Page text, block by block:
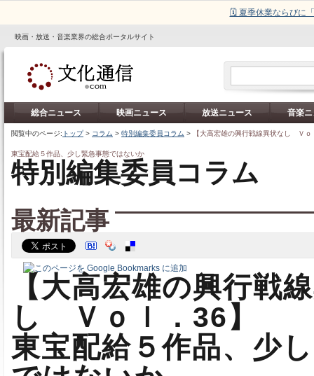
🗓️ 夏季休業ならびに
映画・放送・音楽業界の総合ポータルサイト
総合ニュース 映画ニュース 放送ニュース 音楽
閲覧中のページ: トップ> コラム > 特別編集委員コラム > 【大高宏雄の興行戦線異状なし Ｖｏ
東宝配給５作品、少し緊急事態ではないか
特別編集委員コラム
最新記事
【大高宏雄の興行戦
し Ｖｏｌ．36】
東宝配給５作品、少